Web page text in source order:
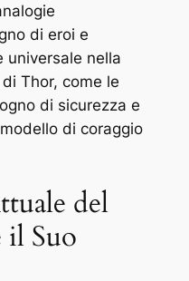
di eroi e
universale nella
Thor, come le
di sicurezza e
di coraggio
del
Suo